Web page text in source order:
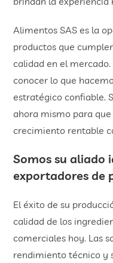
Alimentos SAS es la
productos que
calidad en el
conocer lo que
estratégico confiable.
ahora mismo para
crecimiento rentable
​Somos su aliado
exportadores de
El éxito de su
calidad de los
comerciales hoy. Las
rendimiento técnico y